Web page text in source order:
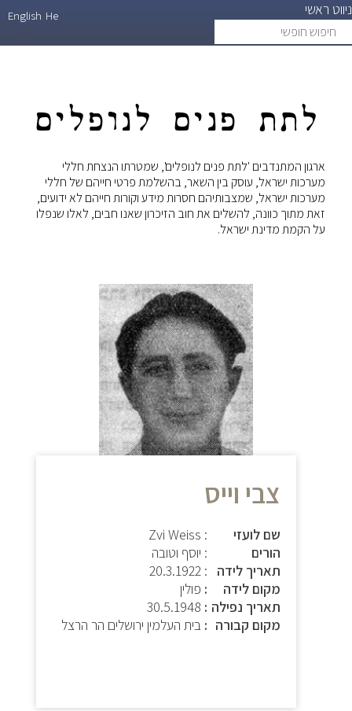
ניווט ראשי
חופשי
He
English
לתת פנים לנופלים
ארגון המתנדבים 'לתת פנים לנופלים', שמטרתו הנצחת חללי
מערכות ישראל, עוסק בין השאר, בהשלמת פרטי חייהם של חללי
מערכות ישראל, שמצבותיהם חסרות מידע וקורות חייהם לא ידועים,
זאת מתוך כוונה, להשלים את חוב הזיכרון שאנו חבים, לאלו שנפלו
על הקמת מדינת ישראל.
צבי וייס
שם לועזי
: Zvi Weiss
הורים
: יוסף וטובה
תאריך לידה
:
20.3.1922
מקום לידה
פולין
תאריך נפילה
30.5.1948
מקום קבורה
בית העלמין ירושלים הר הרצל